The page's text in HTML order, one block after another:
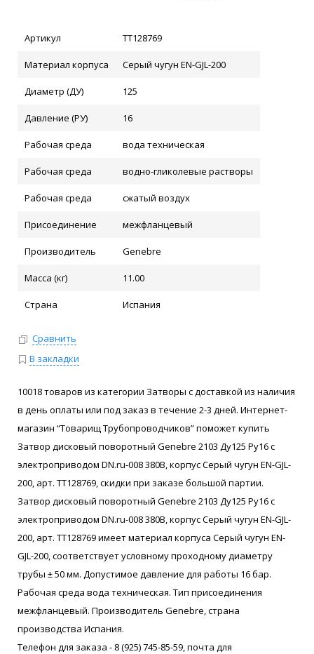
Артикул ТТ128769
Материал корпуса Серый чугун EN-GJL-200
Диаметр (ДУ) 125
Давление (РУ) 16
Рабочая среда вода техническая
Рабочая среда водно-гликолевые растворы
Рабочая среда сжатый воздух
Присоединение межфланцевый
Производитель Genebre
Масса (кг) 11.00
Страна Испания
Сравнить
В закладки
10018 товаров из категории Затворы с доставкой из наличия
в день оплаты или под заказ в течение 2-3 дней. Интернет-
магазин “Товарищ Трубопроводчиков” поможет купить
Затвор дисковый поворотный Genebre 2103 Ду125 Ру16 с
электроприводом DN.ru-008 380В, корпус Серый чугун EN-GJL-
200, арт. ТТ128769, скидки при заказе большой партии.
Затвор дисковый поворотный Genebre 2103 Ду125 Ру16 с
электроприводом DN.ru-008 380В, корпус Серый чугун EN-GJL-
200, арт. ТТ128769 имеет материал корпуса Серый чугун EN-
GJL-200, соответствует условному проходному диаметру
трубы ± 50 мм. Допустимое давление для работы 16 бар.
Рабочая среда вода техническая. Тип присоединения
межфланцевый. Производитель Genebre, страна
производства Испания.
Телефон для заказа - 8 (925) 745-85-59, почта для